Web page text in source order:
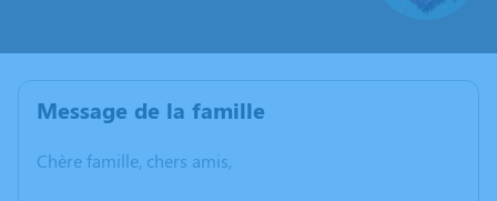
Message de la famille
Chère famille, chers amis,